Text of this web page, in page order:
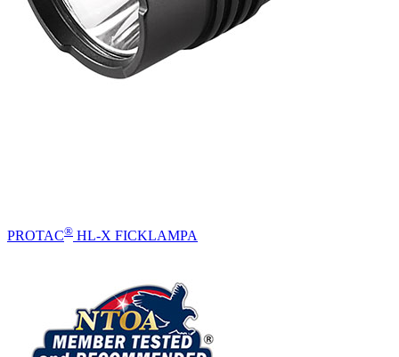
PROTAC® HL-X FICKLAMPA